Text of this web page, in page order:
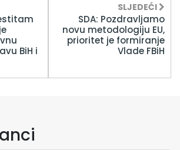
BiH i
SLJEDEĆI
SDA: Pozdravljamo
novu metodologiju EU,
prioritet je formiranje
Vlade FBiH